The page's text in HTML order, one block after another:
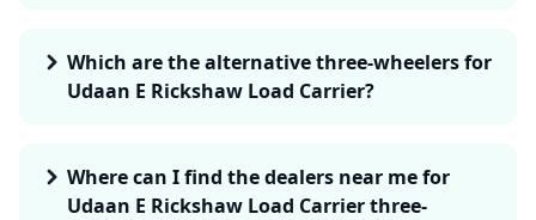
Which are the alternative three-wheelers for
Udaan E Rickshaw Load Carrier?
Where can I find the dealers near me for
Udaan E Rickshaw Load Carrier three-